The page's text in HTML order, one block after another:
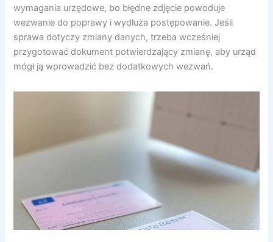
wymagania urzędowe, bo błędne zdjęcie powoduje
wezwanie do poprawy i wydłuża postępowanie. Jeśli
sprawa dotyczy zmiany danych, trzeba wcześniej
przygotować dokument potwierdzający zmianę, aby urząd
mógł ją wprowadzić bez dodatkowych wezwań.